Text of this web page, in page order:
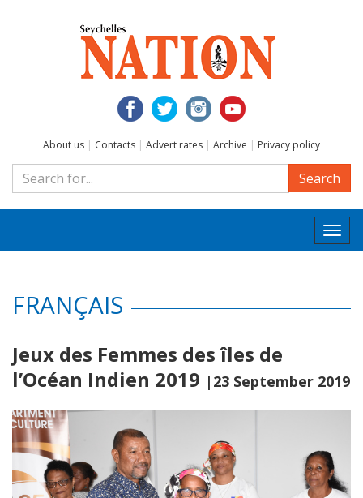
About us | Contacts | Advert rates | Archive | Privacy policy
Search
FRANÇAIS
Jeux des Femmes des îles de
l’Océan Indien 2019 |23 September 2019